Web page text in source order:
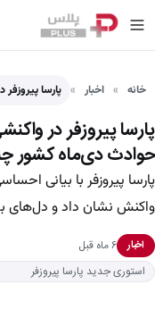
خانه اخبار پارسا
پارسا پیروزفر در
حوادث دی‌ماه کشور
پارسا پیروزفر با بیانی
واکنش نشان داد و دل‌های
اخبار
۶ ماه قبل
استوری جدید پارسا پیروزفر